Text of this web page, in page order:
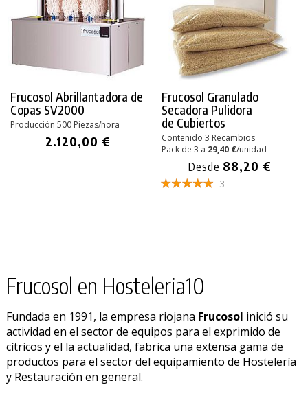
Frucosol Abrillantadora de
Copas SV2000
Producción 500 Piezas/hora
2.120,00 €
Frucosol Granulado
Secadora Pulidora
de Cubiertos
Contenido 3 Recambios
Pack de 3 a 29,40 €/unidad
Desde 88,20 €
3
Frucosol en Hosteleria10
Fundada en 1991, la empresa riojana Frucosol inició su
actividad en el sector de equipos para el exprimido de
cítricos y el la actualidad, fabrica una extensa gama de
productos para el sector del equipamiento de Hostelería
y Restauración en general.